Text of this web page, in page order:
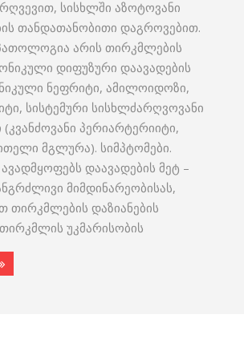
სისხლში აზოტოვანი
თანდათანობითი დაგროვებით.
არის თირკმლების
დიფუზური დაავადების
ნეფრიტი, ამილოიდოზი,
სისტემური სისხლძარღვოვანი
(კვანძოვანი პერიარტერიიტი,
მგლურა). სიმპტომები.
დაავადების მეტ –
მიმდინარეობისას,
თირკმლების დაზიანების
უკმარისობის